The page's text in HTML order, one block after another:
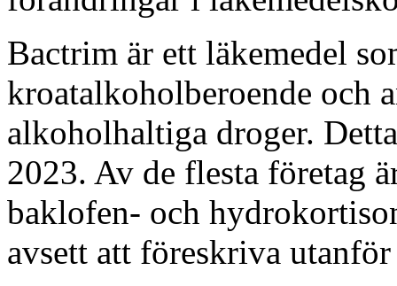
Bactrim är ett läkemedel
kroatalkoholberoende och
alkoholhaltiga droger.
2023. Av de flesta företag
baklofen- och
avsett att föreskriva